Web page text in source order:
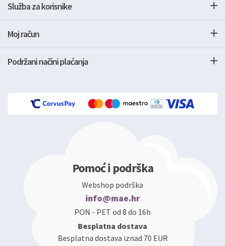
Služba za korisnike
Moj račun
Podržani načini plaćanja
Pomoć i podrška
Webshop podrška
info@mae.hr
PON - PET od 8 do 16h
Besplatna dostava
Besplatna dostava iznad 70 EUR